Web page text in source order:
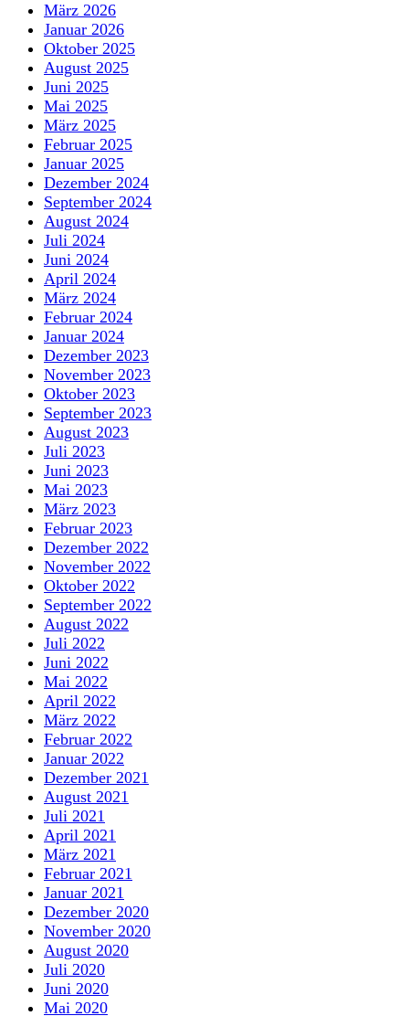
März 2026
Januar 2026
Oktober 2025
August 2025
Juni 2025
Mai 2025
März 2025
Februar 2025
Januar 2025
Dezember 2024
September 2024
August 2024
Juli 2024
Juni 2024
April 2024
März 2024
Februar 2024
Januar 2024
Dezember 2023
November 2023
Oktober 2023
September 2023
August 2023
Juli 2023
Juni 2023
Mai 2023
März 2023
Februar 2023
Dezember 2022
November 2022
Oktober 2022
September 2022
August 2022
Juli 2022
Juni 2022
Mai 2022
April 2022
März 2022
Februar 2022
Januar 2022
Dezember 2021
August 2021
Juli 2021
April 2021
März 2021
Februar 2021
Januar 2021
Dezember 2020
November 2020
August 2020
Juli 2020
Juni 2020
Mai 2020